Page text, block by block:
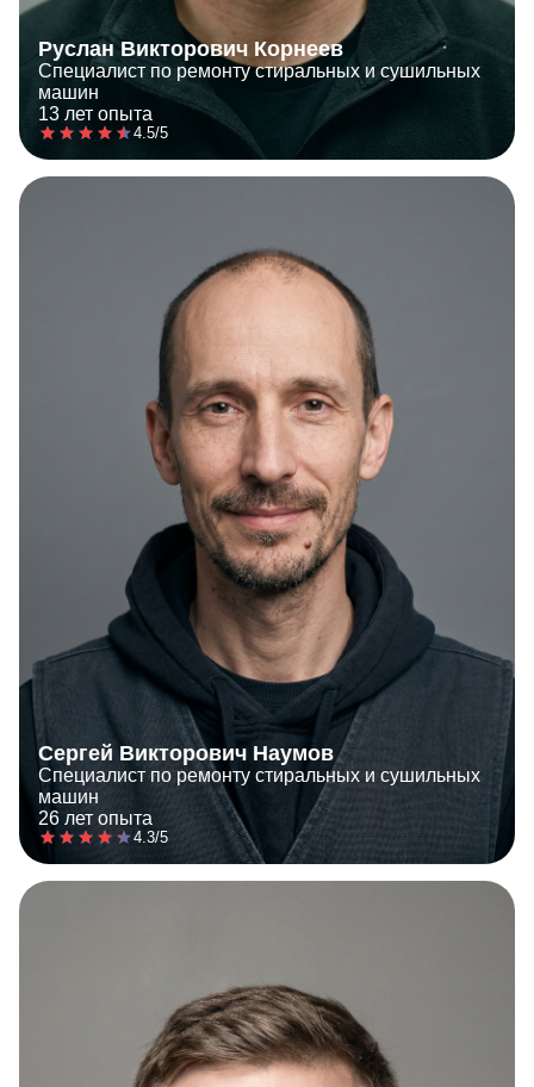
Руслан Викторович Корнеев
Специалист по ремонту стиральных и сушильных
машин
13 лет опыта
4.5/5
Сергей Викторович Наумов
Специалист по ремонту стиральных и сушильных
машин
26 лет опыта
4.3/5